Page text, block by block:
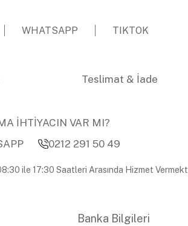
WHATSAPP TIKTOK
Teslimat & İade
İHTİYACIN VAR MI?
0212 291 50 49
ile 17:30 Saatleri Arasında Hizmet
Banka Bilgileri